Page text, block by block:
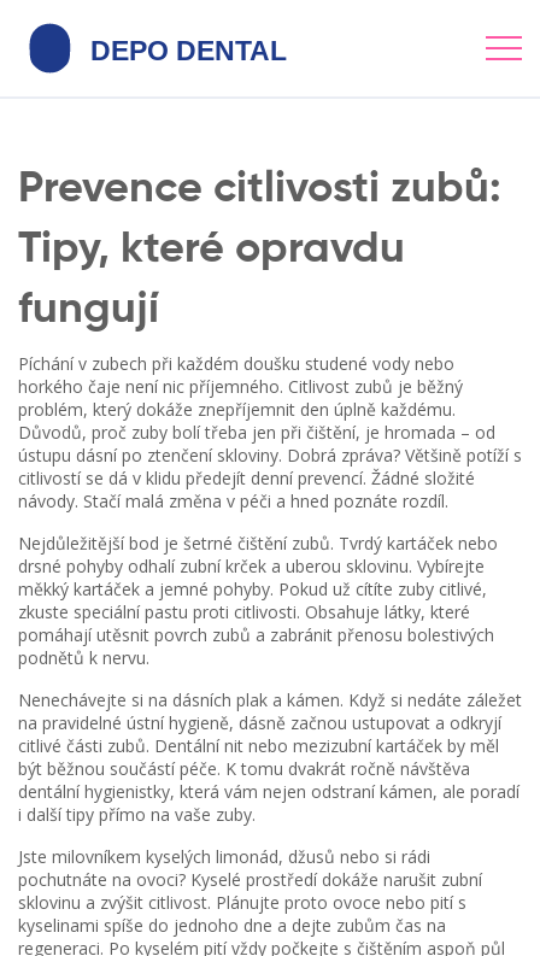
Prevence citlivosti zubů:
Tipy, které opravdu
fungují
Píchání v zubech při každém doušku studené vody nebo
horkého čaje není nic příjemného. Citlivost zubů je běžný
problém, který dokáže znepříjemnit den úplně každému.
Důvodů, proč zuby bolí třeba jen při čištění, je hromada – od
ústupu dásní po ztenčení skloviny. Dobrá zpráva? Většině potíží s
citlivostí se dá v klidu předejít denní prevencí. Žádné složité
návody. Stačí malá změna v péči a hned poznáte rozdíl.
Nejdůležitější bod je šetrné čištění zubů. Tvrdý kartáček nebo
drsné pohyby odhalí zubní krček a uberou sklovinu. Vybírejte
měkký kartáček a jemné pohyby. Pokud už cítíte zuby citlivé,
zkuste speciální pastu proti citlivosti. Obsahuje látky, které
pomáhají utěsnit povrch zubů a zabránit přenosu bolestivých
podnětů k nervu.
Nenechávejte si na dásních plak a kámen. Když si nedáte záležet
na pravidelné ústní hygieně, dásně začnou ustupovat a odkryjí
citlivé části zubů. Dentální nit nebo mezizubní kartáček by měl
být běžnou součástí péče. K tomu dvakrát ročně návštěva
dentální hygienistky, která vám nejen odstraní kámen, ale poradí
i další tipy přímo na vaše zuby.
Jste milovníkem kyselých limonád, džusů nebo si rádi
pochutnáte na ovoci? Kyselé prostředí dokáže narušit zubní
sklovinu a zvýšit citlivost. Plánujte proto ovoce nebo pití s
kyselinami spíše do jednoho dne a dejte zubům čas na
regeneraci. Po kyselém pití vždy počkejte s čištěním aspoň půl